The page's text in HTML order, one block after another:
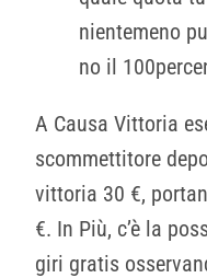
nientemeno
no il
A Causa Vittoria
scommettitore
vittoria 30 €,
€. In Più, c’è la
giri gratis